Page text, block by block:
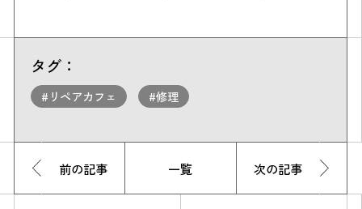
タグ：
#リペアカフェ #修理
前の記事 一覧 次の記事